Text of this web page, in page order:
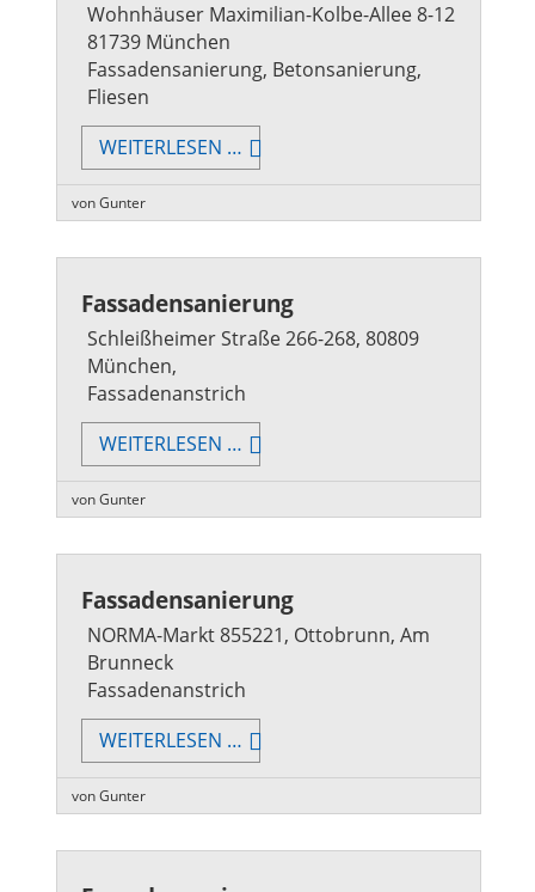
Wohnhäuser Maximilian-Kolbe-Allee 8-12
81739 München
Fassadensanierung, Betonsanierung,
Fliesen
WEITERLESEN … FASSADENSANIERUNG
/
von Gunter
Fassadensanierung
Schleißheimer Straße 266-268, 80809
München,
Fassadenanstrich
WEITERLESEN … FASSADENSANIERUNG
von Gunter
Fassadensanierung
NORMA-Markt 855221, Ottobrunn, Am
Brunneck
Fassadenanstrich
WEITERLESEN … FASSADENSANIERUNG
von Gunter